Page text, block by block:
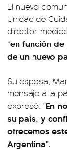
El nuevo
Unidad de
director
“en función de
de un nuevo
Su esposa,
mensaje a la
expresó: "En
su país, y
ofrecemos
Argentina".